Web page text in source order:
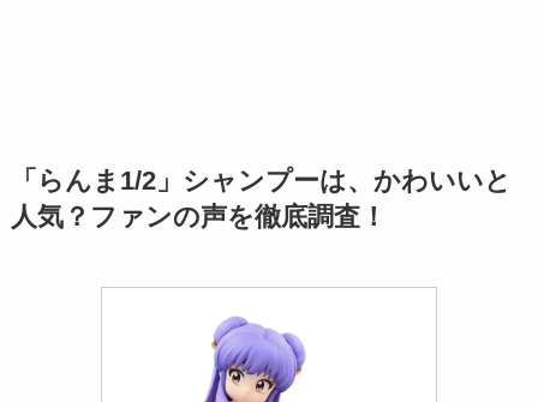
「らんま1/2」シャンプーは、かわいいと
人気？ファンの声を徹底調査！